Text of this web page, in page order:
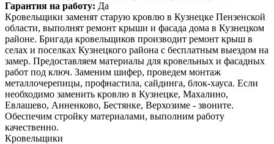
Гарантия на работу: Да
Кровельщики заменят старую кровлю в Кузнецке Пензенской
области, выполнят ремонт крыши и фасада дома в Кузнецком
районе. Бригада кровельщиков производит ремонт крыш в
селах и поселках Кузнецкого района с бесплатным выездом на
замер. Предоставляем материалы для кровельных и фасадных
работ под ключ. Заменим шифер, проведем монтаж
металлочерепицы, профнастила, сайдинга, блок-хауса. Если
необходимо заменить кровлю в Кузнецке, Махалино,
Евлашево, Анненково, Бестянке, Верхозиме - звоните.
Обеспечим стройку материалами, выполним работу
качественно.
Кровельщики